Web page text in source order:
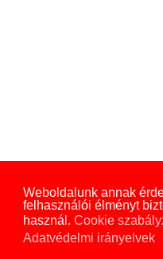
Weboldalunk annak
felhasználói élményt
használ. Cookie
Adatvédelmi irányelvek